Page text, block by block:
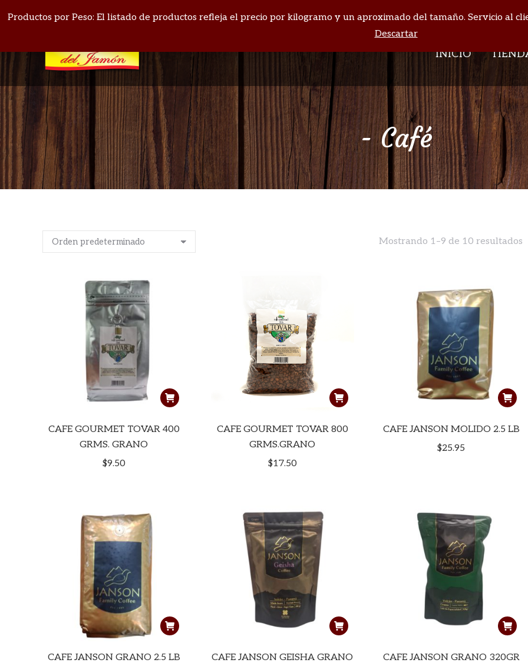
Productos por Peso: El listado de productos refleja el precio por kilogramo y un aproximado del tamaño. Servicio al
Descartar
INICIO
- Café
Mostrando 1–9 de 10 resultados
CAFE GOURMET TOVAR 400
GRMS. GRANO
$9.50
CAFE GOURMET TOVAR 800
GRMS.GRANO
$17.50
CAFE JANSON MOLIDO 2.5 LB
$25.95
CAFE JANSON GRANO 2.5 LB
CAFE JANSON GEISHA GRANO
CAFE JANSON GRANO 320GR
INICIO